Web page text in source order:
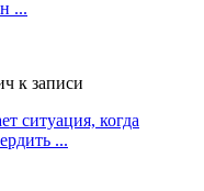
...
к записи
ситуация, когда
...